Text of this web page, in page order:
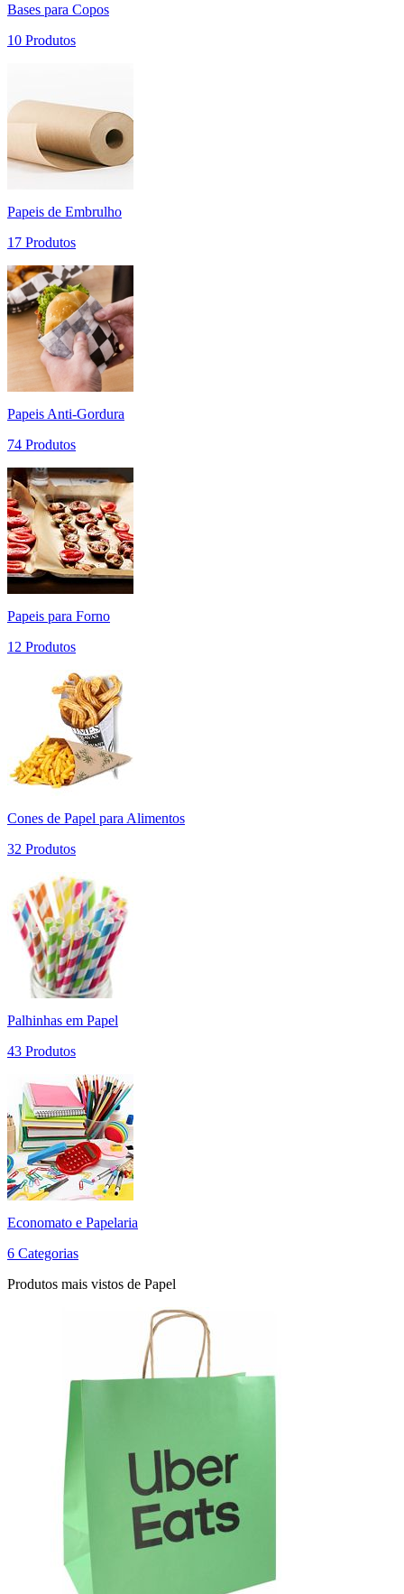
Bases para Copos
10 Produtos
Papeis de Embrulho
17 Produtos
Papeis Anti-Gordura
74 Produtos
Papeis para Forno
12 Produtos
Cones de Papel para Alimentos
32 Produtos
Palhinhas em Papel
43 Produtos
Economato e Papelaria
6 Categorias
Produtos mais vistos de Papel